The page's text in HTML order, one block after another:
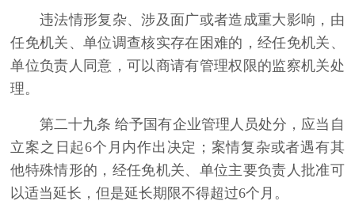
违法情形复杂、涉及面广或者造成重大影响，由
任免机关、单位调查核实存在困难的，经任免机关、
单位负责人同意，可以商请有管理权限的监察机关处
理。
第二十九条 给予国有企业管理人员处分，应当自
立案之日起6个月内作出决定；案情复杂或者遇有其
他特殊情形的，经任免机关、单位主要负责人批准可
以适当延长，但是延长期限不得超过6个月。